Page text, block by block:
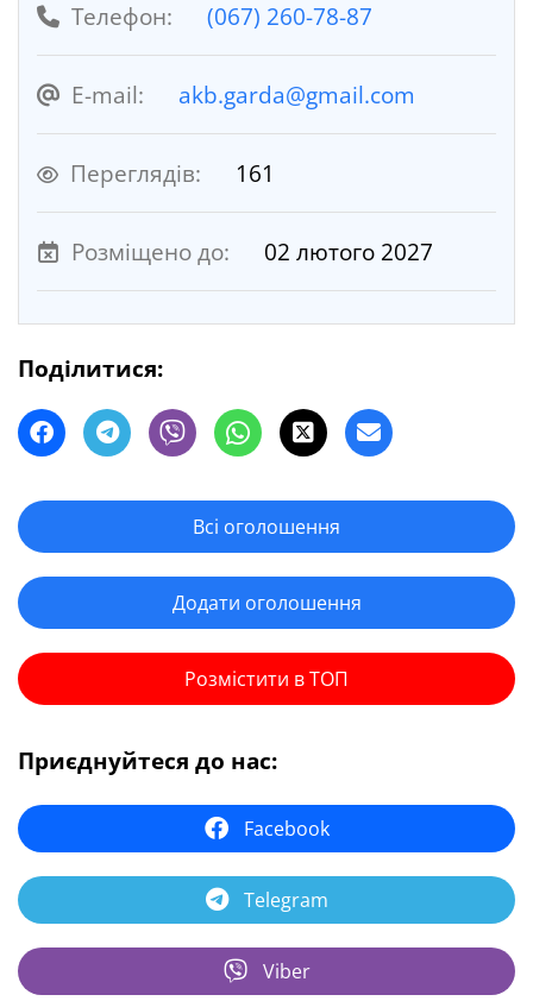
Телефон: (067) 260-78-87
E-mail: akb.garda@gmail.com
Переглядів: 161
Розміщено до: 02 лютого 2027
Поділитися:
Всі оголошення
Додати оголошення
Розмістити в ТОП
Приєднуйтеся до нас:
Facebook
Telegram
Viber